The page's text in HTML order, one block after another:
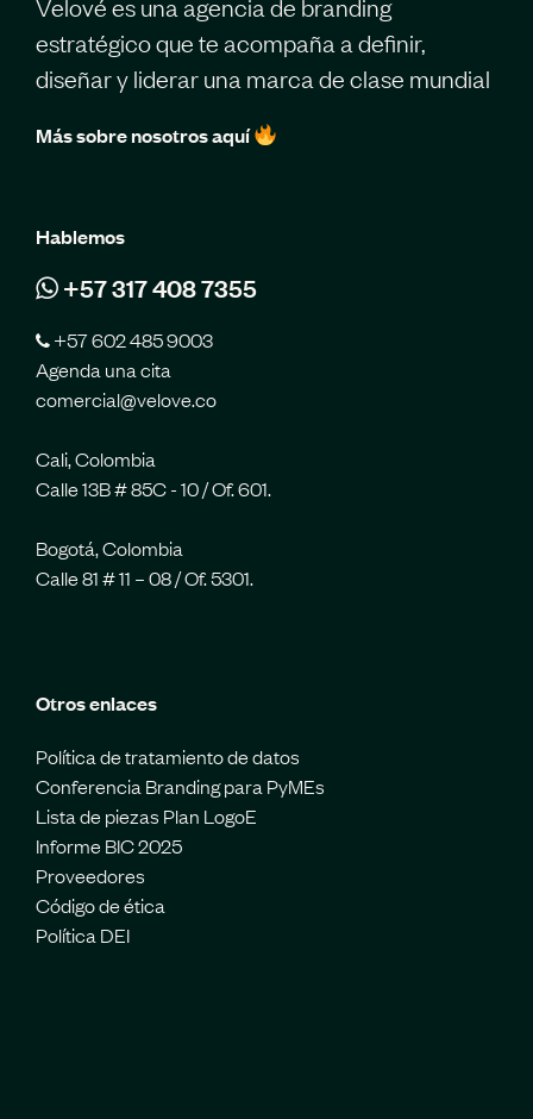
Velové es una agencia de branding
estratégico que te acompaña a definir,
diseñar y liderar una marca de clase mundial
Más sobre nosotros aquí
Hablemos
+57 317 408 7355
+57 602 485 9003
Agenda una cita
comercial@velove.co
Cali, Colombia
Calle 13B # 85C - 10 / Of. 601.
Bogotá, Colombia
Calle 81 # 11 – 08 / Of. 5301.
Otros enlaces
Política de tratamiento de datos
Conferencia Branding para PyMEs
Lista de piezas Plan LogoE
Informe BIC 2025
Proveedores
Código de ética
Política DEI